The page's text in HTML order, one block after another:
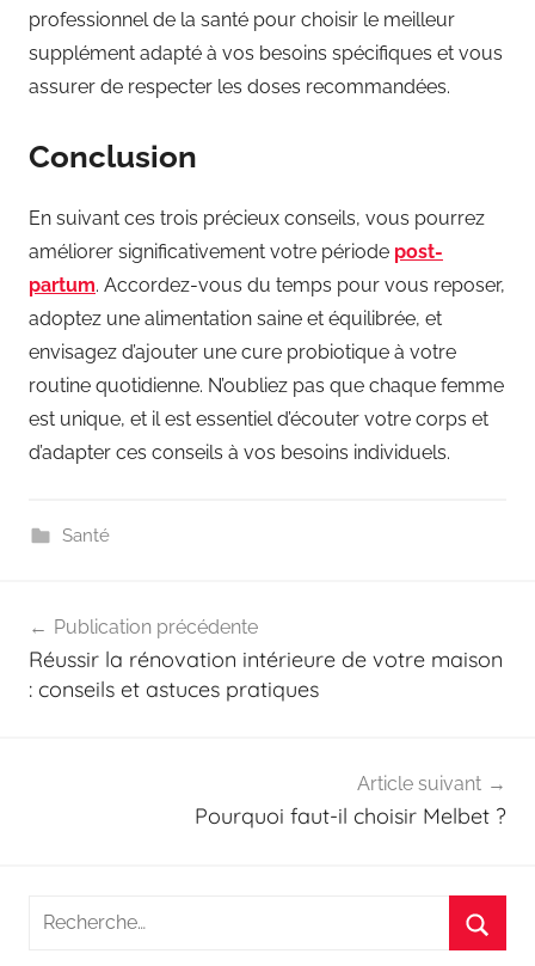
professionnel de la santé pour choisir le meilleur
supplément adapté à vos besoins spécifiques et vous
assurer de respecter les doses recommandées.
Conclusion
En suivant ces trois précieux conseils, vous pourrez
améliorer significativement votre période post-
partum. Accordez-vous du temps pour vous reposer,
adoptez une alimentation saine et équilibrée, et
envisagez d’ajouter une cure probiotique à votre
routine quotidienne. N’oubliez pas que chaque femme
est unique, et il est essentiel d’écouter votre corps et
d’adapter ces conseils à vos besoins individuels.
Santé
de
l’article
Publication précédente
Réussir la rénovation intérieure de votre maison
: conseils et astuces pratiques
Article suivant
Pourquoi faut-il choisir Melbet ?
Recherche